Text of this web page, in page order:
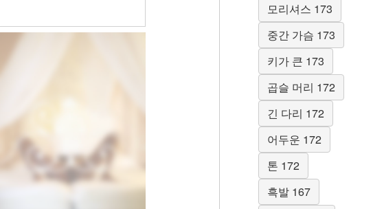
모리셔스 173
중간 가슴 173
키가 큰 173
곱슬 머리 172
긴 다리 172
어두운 172
톤 172
흑발 167